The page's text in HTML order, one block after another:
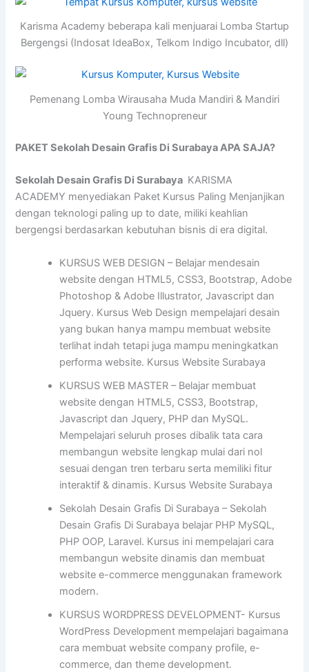
Karisma Academy beberapa kali menjuarai Lomba Startup
Bergengsi (Indosat IdeaBox, Telkom Indigo Incubator, dll)
Pemenang Lomba Wirausaha Muda Mandiri & Mandiri
Young Technopreneur
PAKET Sekolah Desain Grafis Di Surabaya APA SAJA?
Sekolah Desain Grafis Di Surabaya KARISMA
ACADEMY menyediakan Paket Kursus Paling Menjanjikan
dengan teknologi paling up to date, miliki keahlian
bergengsi berdasarkan kebutuhan bisnis di era digital.
KURSUS WEB DESIGN – Belajar mendesain
website dengan HTML5, CSS3, Bootstrap, Adobe
Photoshop & Adobe Illustrator, Javascript dan
Jquery. Kursus Web Design mempelajari desain
yang bukan hanya mampu membuat website
terlihat indah tetapi juga mampu meningkatkan
performa website. Kursus Website Surabaya
KURSUS WEB MASTER – Belajar membuat
website dengan HTML5, CSS3, Bootstrap,
Javascript dan Jquery, PHP dan MySQL.
Mempelajari seluruh proses dibalik tata cara
membangun website lengkap mulai dari nol
sesuai dengan tren terbaru serta memiliki fitur
interaktif & dinamis. Kursus Website Surabaya
Sekolah Desain Grafis Di Surabaya – Sekolah
Desain Grafis Di Surabaya belajar PHP MySQL,
PHP OOP, Laravel. Kursus ini mempelajari cara
membangun website dinamis dan membuat
website e-commerce menggunakan framework
modern.
KURSUS WORDPRESS DEVELOPMENT- Kursus
WordPress Development mempelajari bagaimana
cara membuat website company profile, e-
commerce, dan theme development.